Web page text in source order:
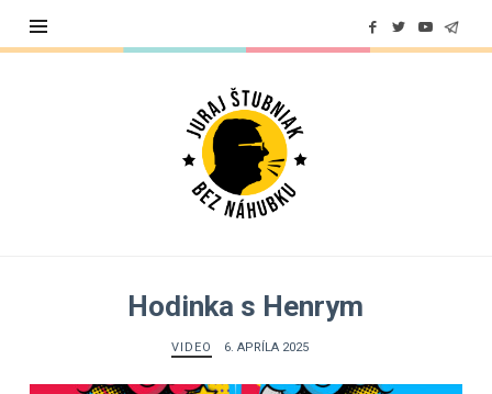
Juraj
Štubniak
Hodinka s Henrym
VIDEO 6. APRÍLA 2025